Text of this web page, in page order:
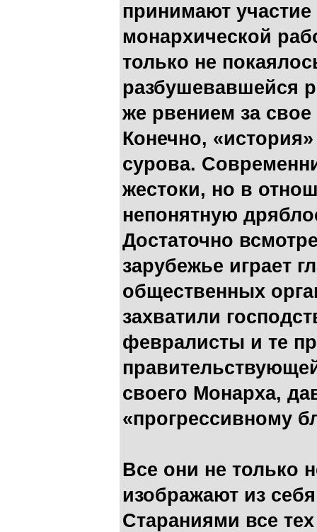
принимают
монархической
только не
разбушевавшейся
же рвением за
Конечно,
сурова.
жестоки, но в
непонятную
Достаточно
зарубежье играет
общественных
захватили
февралисты и те
своего Монарха,
«прогрессивному
Все они не только
изображают из
Стараниями все